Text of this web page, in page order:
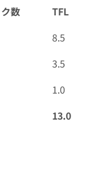
数
TFL
8.5
3.5
1.0
13.0